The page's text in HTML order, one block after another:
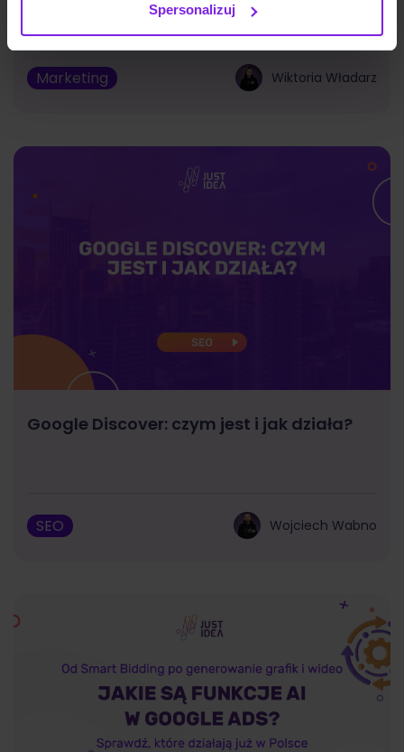
Spersonalizuj
Marketing Wiktoria Władarz
Google Discover: czym jest i jak działa?
SEO Wojciech Wabno